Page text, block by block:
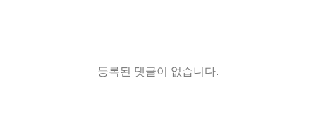
등록된 댓글이 없습니다.